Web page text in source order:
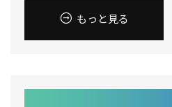
もっと見る